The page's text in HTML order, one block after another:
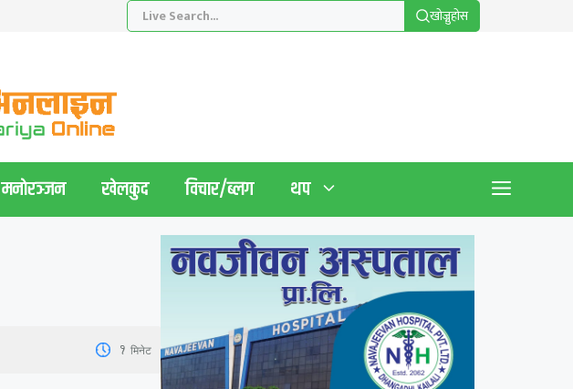
खाेज्नुहाेस
मनाेरञ्जन खेलकुद विचार/ब्लग थप
1 मिनेट